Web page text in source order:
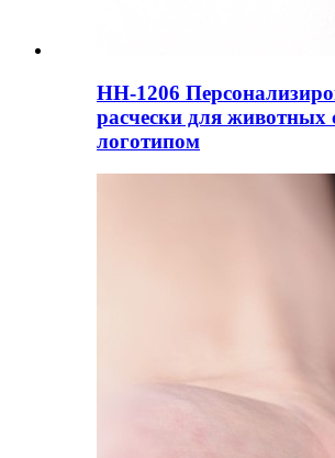
HH-1206
расчески для животных
логотипом